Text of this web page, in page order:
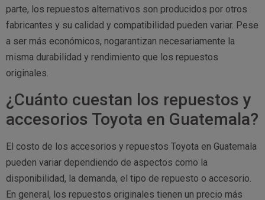
parte, los repuestos alternativos son producidos por otros
fabricantes y su calidad y compatibilidad pueden variar. Pese
a ser más económicos, nogarantizan necesariamente la
misma durabilidad y rendimiento que los repuestos
originales.
¿Cuánto cuestan los repuestos y
accesorios Toyota en Guatemala?
El costo de los accesorios y repuestos Toyota en Guatemala
pueden variar dependiendo de aspectos como la
disponibilidad, la demanda, el tipo de repuesto o accesorio.
En general, los repuestos originales tienen un precio más